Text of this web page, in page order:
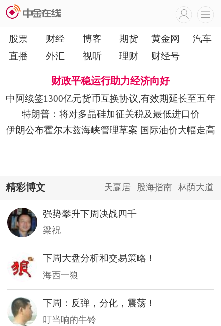
股票 财经 博客 期货 黄金网
汽车
直播
外汇 视听 理财 财经号
财政平稳运行助力经济向好
中阿续签1300亿元货币互换协议,有效期延长至五年
特朗普：将对多晶硅加征关税及最低进口价
伊朗公布霍尔木兹海峡管理草案 国际油价大幅走高
精彩博文 林荫大道
股海指南
天赢居
强势攀升下周决战四千
梁祝
下周大盘分析和交易策略！
海西一狼
下周：反弹，分化，震荡！
叮当响的牛铃